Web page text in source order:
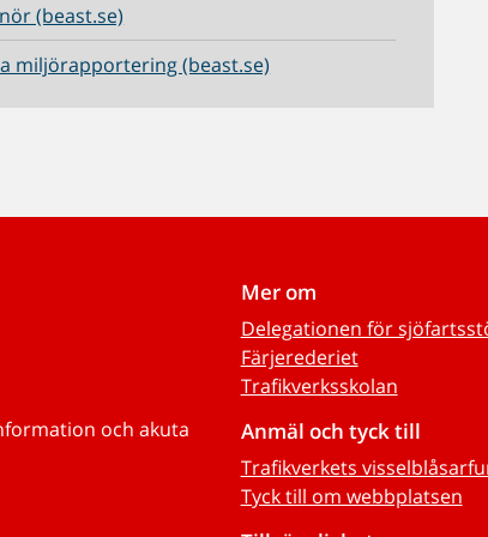
(beast.se)
miljörapportering (beast.se)
och akuta
Mer om
Delegationen för
Färjerederiet
Trafikverksskolan
Anmäl och tyck till
Trafikverkets
Tyck till om webbplatsen